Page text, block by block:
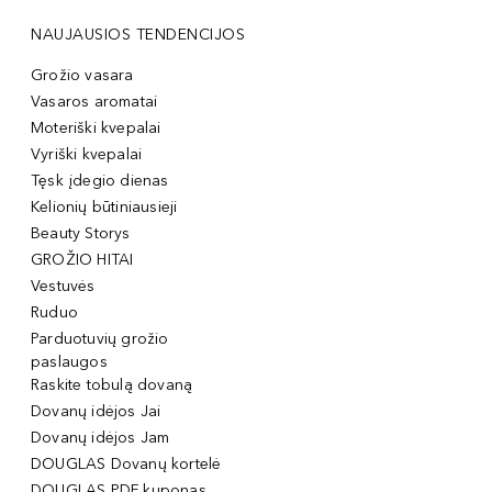
NAUJAUSIOS TENDENCIJOS
Grožio vasara
Vasaros aromatai
Moteriški kvepalai
Vyriški kvepalai
Tęsk įdegio dienas
Kelionių būtiniausieji
Beauty Storys
GROŽIO HITAI
Vestuvės
Ruduo
Parduotuvių grožio
paslaugos
Raskite tobulą dovaną
Dovanų idėjos Jai
Dovanų idėjos Jam
DOUGLAS Dovanų kortelė